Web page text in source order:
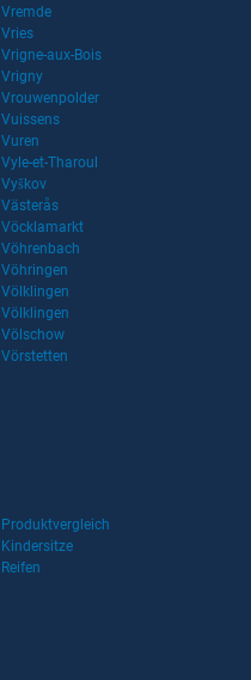
Vremde
Vries
Vrigne-aux-Bois
Vrigny
Vrouwenpolder
Vuissens
Vuren
Vyle-et-Tharoul
Vyškov
Västerås
Vöcklamarkt
Vöhrenbach
Vöhringen
Völklingen
Völklingen
Völschow
Vörstetten
Produktvergleich
Kindersitze
Reifen